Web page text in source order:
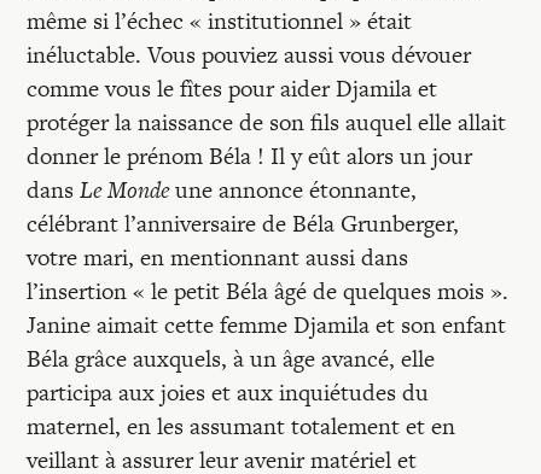
même si l’échec « institutionnel » était
inéluctable. Vous pouviez aussi vous dévouer
comme vous le fîtes pour aider Djamila et
protéger la naissance de son fils auquel elle allait
donner le prénom Béla ! Il y eût alors un jour
dansLe Mondeune annonce étonnante,
célébrant l’anniversaire de Béla Grunberger,
votre mari, en mentionnant aussi dans
l’insertion « le petit Béla âgé de quelques mois ».
Janine aimait cette femme Djamila et son enfant
Béla grâce auxquels, à un âge avancé, elle
participa aux joies et aux inquiétudes du
maternel, en les assumant totalement et en
veillant à assurer leur avenir matériel et